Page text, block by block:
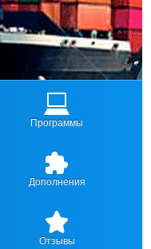
Программы
Дополнения
Отзывы